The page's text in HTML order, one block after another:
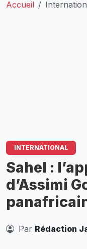
Accueil
INTERNATIONAL
Sahel :
d’Assimi
Par Rédaction